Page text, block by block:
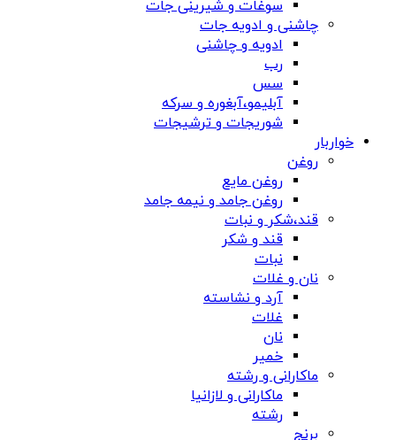
سوغات و شیرینی جات
چاشنی و ادویه جات
ادویه و چاشنی
رب
سس
آبلیمو،آبغوره و سرکه
شوریجات و ترشیجات
خواربار
روغن
روغن مایع
روغن جامد و نیمه جامد
قند،شکر و نبات
قند و شکر
نبات
نان و غلات
آرد و نشاسته
غلات
نان
خمیر
ماکارانی و رشته
ماکارانی و لازانیا
رشته
برنج